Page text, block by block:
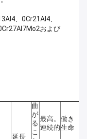
、0Cr21Al4、
および
延長
曲
が
る
こ
最高。
連続的
働き
生命